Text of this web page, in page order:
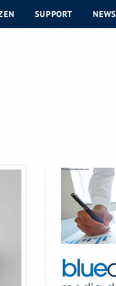
SUPPORT NEWS